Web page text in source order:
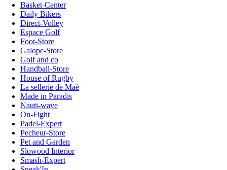
Basket-Center
Daily Bikers
Direct-Volley
Espace Golf
Foot-Store
Galope-Store
Golf and co
Handball-Store
House of Rugby
La sellerie de Maé
Made in Paradis
Nauti-wave
On-Fight
Padel-Expert
Pecheur-Store
Pet and Garden
Slowood Interior
Smash-Expert